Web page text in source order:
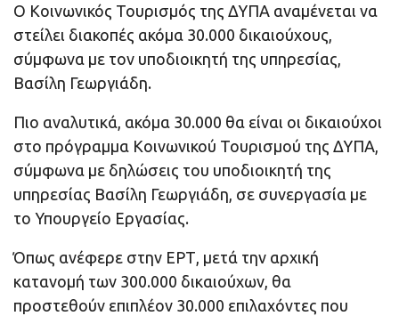
Ο Κοινωνικός Τουρισμός της ΔΥΠΑ αναμένεται να
στείλει διακοπές ακόμα 30.000 δικαιούχους,
σύμφωνα με τον υποδιοικητή της υπηρεσίας,
Βασίλη Γεωργιάδη.
Πιο αναλυτικά, ακόμα 30.000 θα είναι οι δικαιούχοι
στο πρόγραμμα Κοινωνικού Τουρισμού της ΔΥΠΑ,
σύμφωνα με δηλώσεις του υποδιοικητή της
υπηρεσίας Βασίλη Γεωργιάδη, σε συνεργασία με
το Υπουργείο Εργασίας.
Όπως ανέφερε στην ΕΡΤ, μετά την αρχική
κατανομή των 300.000 δικαιούχων, θα
προστεθούν επιπλέον 30.000 επιλαχόντες που